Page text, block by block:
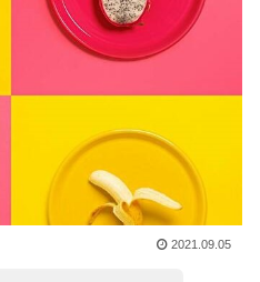
2021.09.05